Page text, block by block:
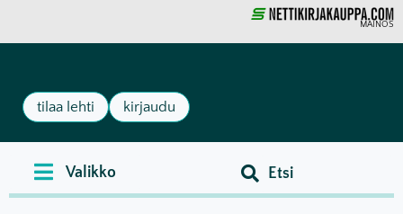
MAINOS
tilaa lehti kirjaudu